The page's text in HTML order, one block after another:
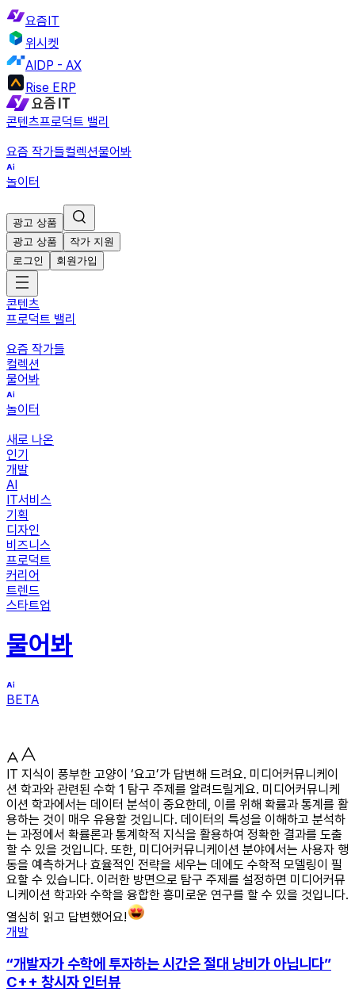
요즘IT
위시켓
AIDP - AX
Rise ERP
콘텐츠프로덕트 밸리
요즘 작가들컬렉션물어봐
놀이터
광고 상품
광고 상품
작가 지원
로그인
회원가입
콘텐츠
프로덕트 밸리
요즘 작가들
컬렉션
물어봐
놀이터
새로 나온
인기
개발
AI
IT서비스
기획
디자인
비즈니스
프로덕트
커리어
트렌드
스타트업
물어봐
BETA
IT 지식이 풍부한 고양이 ‘요고’가 답변해 드려요. 미디어커뮤니케이
션 학과와 관련된 수학 1 탐구 주제를 알려드릴게요. 미디어커뮤니케
이션 학과에서는 데이터 분석이 중요한데, 이를 위해 확률과 통계를 활
용하는 것이 매우 유용할 것입니다. 데이터의 특성을 이해하고 분석하
는 과정에서 확률론과 통계학적 지식을 활용하여 정확한 결과를 도출
할 수 있을 것입니다. 또한, 미디어커뮤니케이션 분야에서는 사용자 행
동을 예측하거나 효율적인 전략을 세우는 데에도 수학적 모델링이 필
요할 수 있습니다. 이러한 방면으로 탐구 주제를 설정하면 미디어커뮤
니케이션 학과와 수학을 융합한 흥미로운 연구를 할 수 있을 것입니다.
열심히 읽고 답변했어요!
개발
“개발자가 수학에 투자하는 시간은 절대 낭비가 아닙니다”
C++ 창시자 인터뷰